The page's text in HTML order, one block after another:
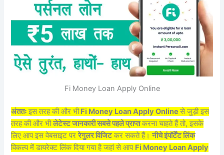
Fi Money Loan Apply Online
अंततःइस तरह की और भीFi Money Loan Apply Onlineसे जुड़ी इस
तरह की और भीलेटेस्ट जानकारी सबसे पहले प्राप्तकरना चाहते हैं तो, इसके
लिए आप इस वेबसाइट पररेगुलर विजिटकर सकते हैं।नीचे इंपॉर्टेंट लिंक
विकल्प में डायरेक्ट लिंक दिया गया है जहां से आप Fi Money Loan Apply